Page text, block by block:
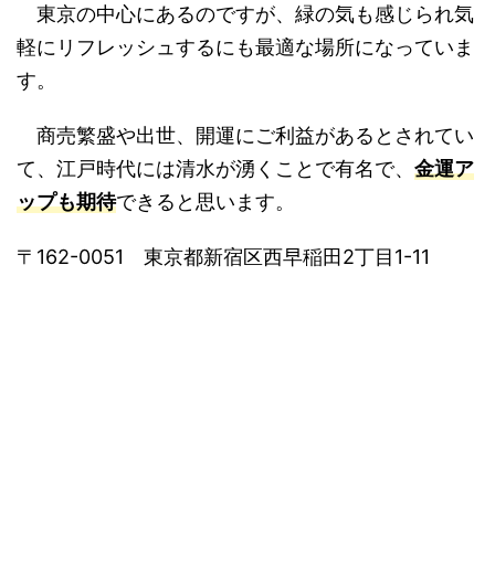
東京の中心にあるのですが、緑の気も感じられ気
軽にリフレッシュするにも最適な場所になっていま
す。
商売繁盛や出世、開運にご利益があるとされてい
て、江戸時代には清水が湧くことで有名で、 金運ア
ップも期待できると思います。
〒162-0051 東京都新宿区西早稲田2丁目1-11